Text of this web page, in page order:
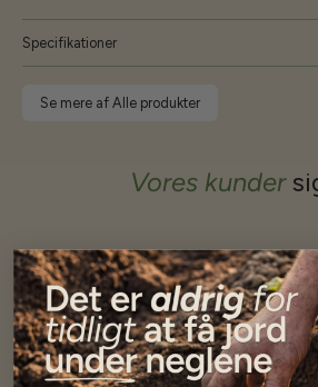
Specifikationer
Se mere af Alle produkter
Vores kunder
Har altid kun mødt god vejledning og hjælp
Har lige i går modtaget de fineste asparges
wauw en god kvalitet og størrelse.